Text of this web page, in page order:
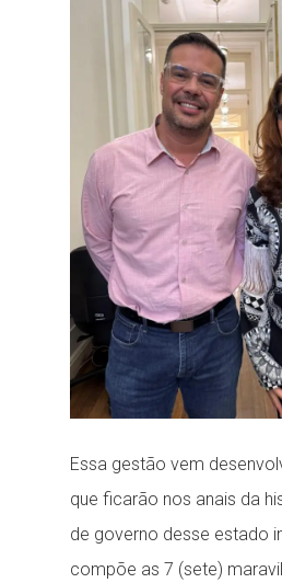
Essa gestão vem
que ficarão nos anais da
de governo desse estado
compõe as 7 (sete)